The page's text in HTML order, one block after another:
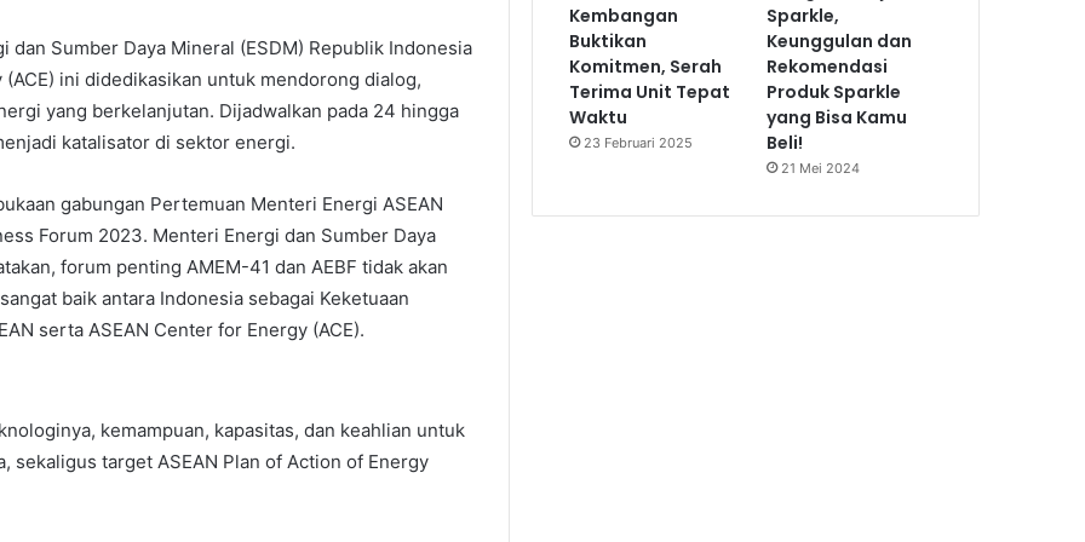
Sumber Daya Mineral (ESDM) Republik Indonesia
ini didedikasikan untuk mendorong dialog,
yang berkelanjutan. Dijadwalkan pada 24 hingga
katalisator di sektor energi.
gabungan Pertemuan Menteri Energi ASEAN
Forum 2023. Menteri Energi dan Sumber Daya
forum penting AMEM-41 dan AEBF tidak akan
baik antara Indonesia sebagai Keketuaan
serta ASEAN Center for Energy (ACE).
kemampuan, kapasitas, dan keahlian untuk
target ASEAN Plan of Action of Energy
Kembangan
Buktikan
Komitmen, Serah
Terima Unit Tepat
Waktu
23 Februari 2025
Sparkle,
Keunggulan dan
Rekomendasi
Produk Sparkle
yang Bisa Kamu
Beli!
21 Mei 2024